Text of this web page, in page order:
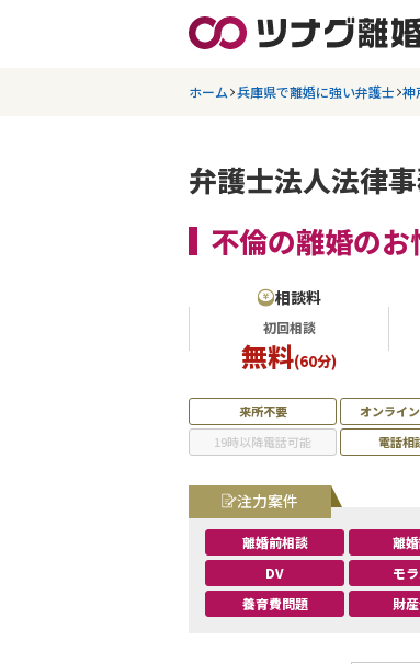
ホーム 兵庫県で離婚に強い弁護士 神
弁護士法人法律
不倫の離婚の
相談料
初回相談
無料(60分)
来所不要 オンライ
19時以降電話可能
電話相
注力案件
離婚前相談 離
DV
モ
養育費問題
財